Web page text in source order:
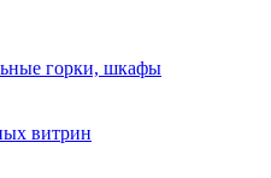
горки, шкафы
витрин